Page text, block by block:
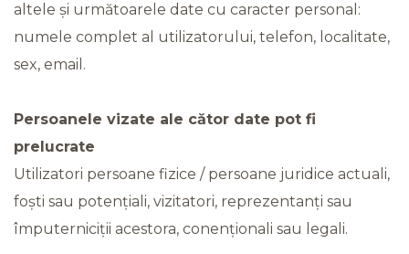
altele și următoarele date cu caracter personal:
numele complet al utilizatorului, telefon, localitate,
sex, email.
Persoanele vizate ale cător date pot fi
prelucrate
Utilizatori persoane fizice / persoane juridice actuali,
foști sau potențiali, vizitatori, reprezentanți sau
împuterniciții acestora, conenționali sau legali.